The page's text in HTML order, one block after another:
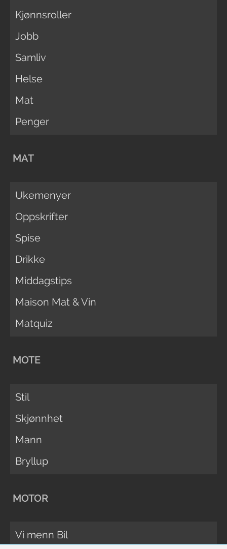
Kjønnsroller
Jobb
Samliv
Helse
Mat
Penger
MAT
Ukemenyer
Oppskrifter
Spise
Drikke
Middagstips
Maison Mat & Vin
Matquiz
MOTE
Stil
Skjønnhet
Mann
Bryllup
MOTOR
Vi menn Bil